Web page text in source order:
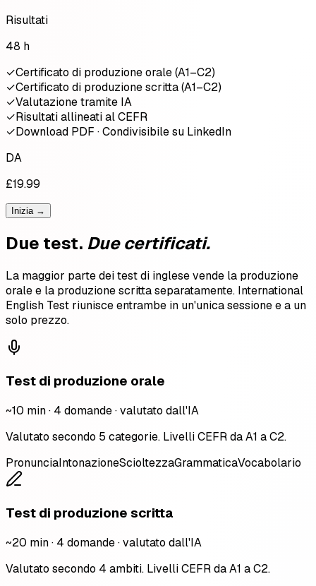
Risultati
48 h
✓Certificato di produzione orale (A1–C2)
✓Certificato di produzione scritta (A1–C2)
✓Valutazione tramite IA
✓Risultati allineati al CEFR
✓Download PDF · Condivisibile su LinkedIn
DA
£19.99
Inizia →
Due test. Due certificati.
La maggior parte dei test di inglese vende la produzione
orale e la produzione scritta separatamente. International
English Test riunisce entrambe in un'unica sessione e a un
solo prezzo.
Test di produzione orale
~10 min · 4 domande · valutato dall'IA
Valutato secondo 5 categorie. Livelli CEFR da A1 a C2.
PronunciaIntonazioneScioltezzaGrammaticaVocabolario
Test di produzione scritta
~20 min · 4 domande · valutato dall'IA
Valutato secondo 4 ambiti. Livelli CEFR da A1 a C2.